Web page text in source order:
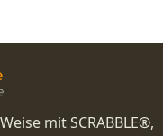
mit SCRABBLE®,